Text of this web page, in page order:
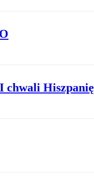
chwali Hiszpanię